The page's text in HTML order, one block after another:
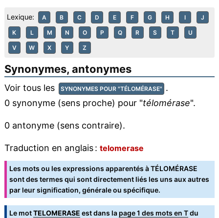
Lexique: A B C D E F G H I J
K L M N O P Q R S T U
V W X Y Z
Synonymes, antonymes
Voir tous les SYNONYMES POUR "TÉLOMÉRASE" .
0 synonyme (sens proche) pour "télomérase".
0 antonyme (sens contraire).
Traduction en anglais : telomerase
Les mots ou les expressions apparentés à TÉLOMÉRASE
sont des termes qui sont directement liés les uns aux autres
par leur signification, générale ou spécifique.
Le motTELOMERASE est dans la page 1 des mots en Tdu